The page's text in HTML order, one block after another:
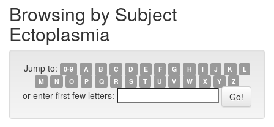
Browsing by Subject
Ectoplasmia
Jump to: 0-9 A B C D E F G H I J K
L
M
N O P Q R S T U V W X Y Z
or enter first few letters: